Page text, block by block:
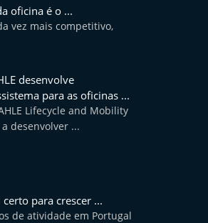
oficina é o ...
vez mais competitivo,
desenvolve
para as oficinas ...
Lifecycle and Mobility
desenvolver ...
para crescer ...
de atividade em Portugal